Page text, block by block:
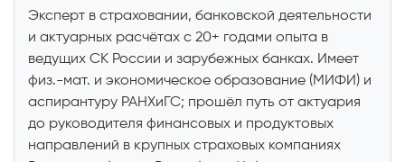
Эксперт в страховании, банковской деятельности
и актуарных расчётах с 20+ годами опыта в
ведущих СК России и зарубежных банках. Имеет
физ.-мат. и экономическое образование (МИФИ) и
аспирантуру РАНХиГС; прошёл путь от актуария
до руководителя финансовых и продуктовых
направлений в крупных страховых компаниях